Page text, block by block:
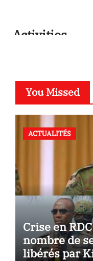
Activities
You Missed
ACTUALITÉS
Crise en
nombre de
libérés par